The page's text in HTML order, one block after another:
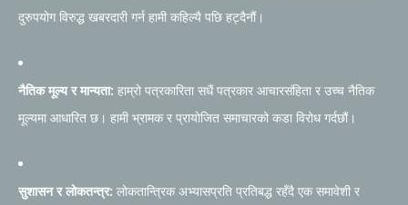
दुरुपयोग विरुद्ध खबरदारी गर्न हामी कहिल्यै पछि हट्दैनौं।
नैतिक मूल्य र मान्यता: हाम्रो पत्रकारिता सधैं पत्रकार आचारसंहिता र उच्च नैतिक
मूल्यमा आधारित छ। हामी भ्रामक र प्रायोजित समाचारको कडा विरोध गर्दछौं।
सुशासन र लोकतन्त्र: लोकतान्त्रिक अभ्यासप्रति प्रतिबद्ध रहँदै एक समावेशी र